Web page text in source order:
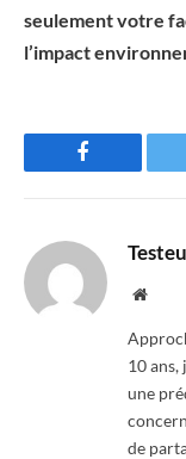
seulement votre
l’impact
Facebook
10 ans,
une
de